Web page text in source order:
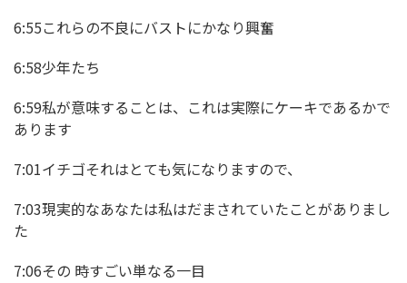
6:55これらの不良にバストにかなり興奮
6:58少年たち
6:59私が意味することは、これは実際にケーキであるかで
あります
7:01イチゴそれはとても気になりますので、
7:03現実的なあなたは私はだまされていたことがありまし
た
7:06その 時すごい単なる一目